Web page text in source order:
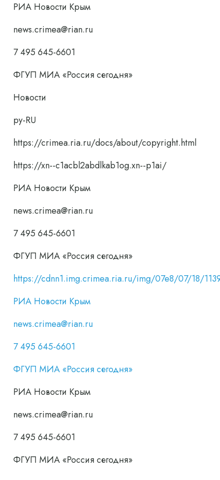
РИА Новости Крым
news.crimea@rian.ru
7 495 645-6601
ФГУП МИА «Россия сегодня»
Новости
ру-RU
https://crimea.ria.ru/docs/about/copyright.html
https://xn--c1acbl2abdlkab1og.xn--p1ai/
РИА Новости Крым
news.crimea@rian.ru
7 495 645-6601
ФГУП МИА «Россия сегодня»
https://cdnn1.img.crimea.ria.ru/img/07e8/07/18/
РИА Новости Крым
news.crimea@rian.ru
7 495 645-6601
ФГУП МИА «Россия сегодня»
РИА Новости Крым
news.crimea@rian.ru
7 495 645-6601
ФГУП МИА «Россия сегодня»